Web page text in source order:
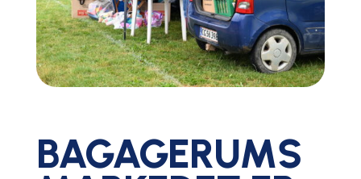
BAGAGERUMS